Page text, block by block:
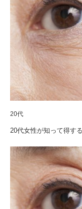
20代
20代女性が知って得す